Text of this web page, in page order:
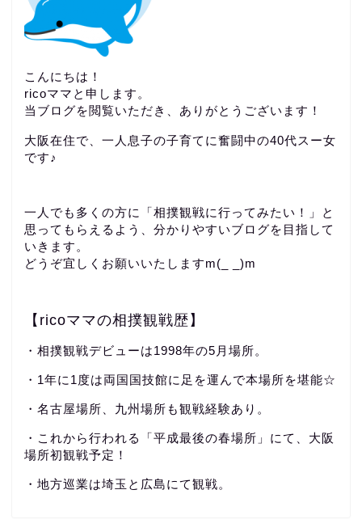
こんにちは！
ricoママと申します。
当ブログを閲覧いただき、ありがとうございます！
大阪在住で、一人息子の子育てに奮闘中の40代スー女
です♪
一人でも多くの方に「相撲観戦に行ってみたい！」と
思ってもらえるよう、分かりやすいブログを目指して
いきます。
どうぞ宜しくお願いいたしますm(_ _)m
【ricoママの相撲観戦歴】
・相撲観戦デビューは1998年の5月場所。
・1年に1度は両国国技館に足を運んで本場所を堪能☆
・名古屋場所、九州場所も観戦経験あり。
・これから行われる「平成最後の春場所」にて、大阪
場所初観戦予定！
・地方巡業は埼玉と広島にて観戦。